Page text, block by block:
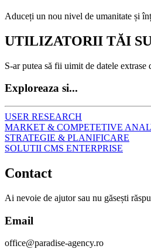
Aduceți un nou nivel de umanitate și
UTILIZATORII TĂI
S-ar putea să fii uimit de datele
Exploreaza si...
USER RESEARCH
MARKET & COMPETETIVE
STRATEGIE & PLANIFICARE
SOLUTII CMS ENTERPRISE
Contact
Ai nevoie de ajutor sau nu găsești
Email
office@paradise-agency.ro